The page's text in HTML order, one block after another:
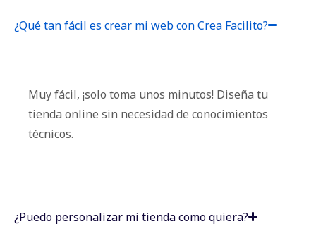
¿Qué tan fácil es crear mi web con Crea Facilito?
Muy fácil, ¡solo toma unos minutos! Diseña tu
tienda online sin necesidad de conocimientos
técnicos.
¿Puedo personalizar mi tienda como quiera?